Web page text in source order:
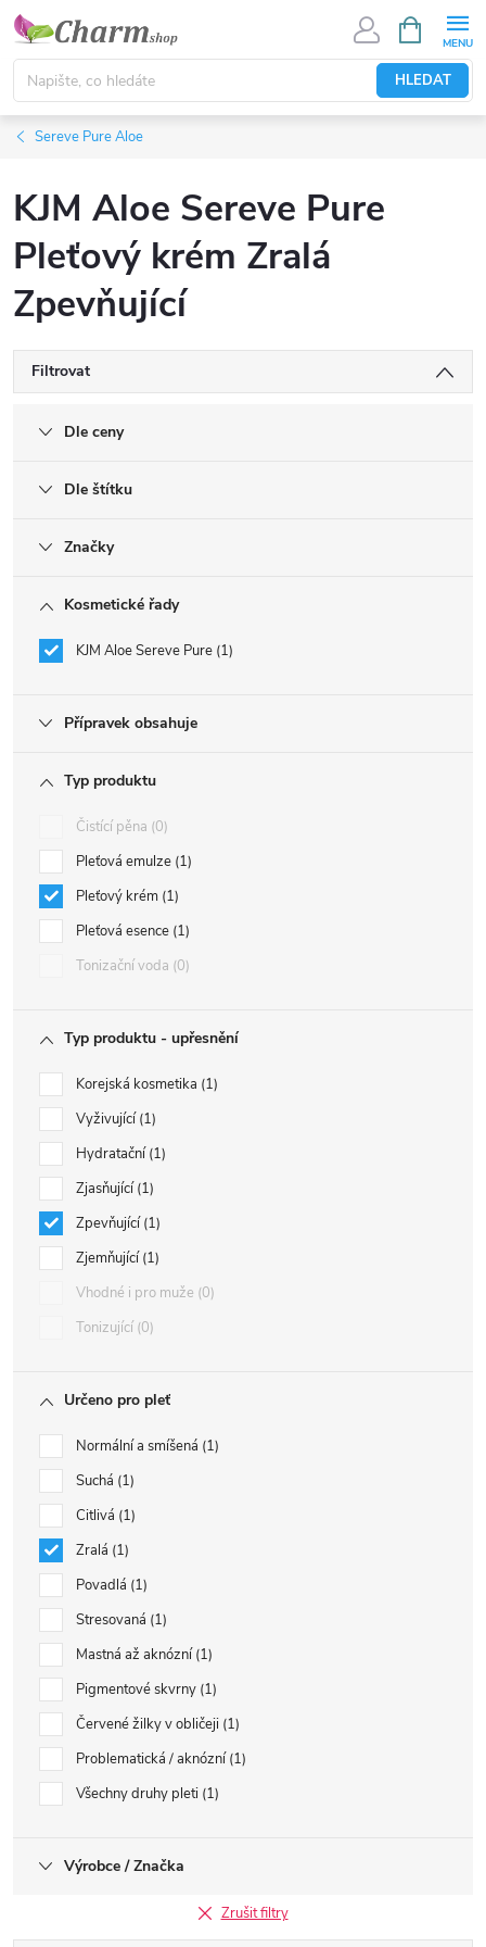
Přejít
obsah
HLEDAT
NÁKUPNÍ
KOŠÍK
Sereve Pure Aloe
KJM Aloe Sereve Pure
Pleťový krém Zralá
Zpevňující
Filtrovat
Dle ceny
Dle štítku
Značky
Kosmetické řady
KJM Aloe Sereve Pure 1
Přípravek obsahuje
Typ produktu
Čistící pěna 0
Pleťová emulze 1
Pleťový krém 1
Pleťová esence 1
Tonizační voda 0
Typ produktu - upřesnění
Korejská kosmetika 1
Vyživující 1
Hydratační 1
Zjasňující 1
Zpevňující 1
Zjemňující 1
Vhodné i pro muže 0
Tonizující 0
Určeno pro pleť
Normální a smíšená 1
Suchá 1
Citlivá 1
Zralá 1
Povadlá 1
Stresovaná 1
Mastná až aknózní 1
Pigmentové skvrny 1
Červené žilky v obličeji 1
Problematická / aknózní 1
Všechny druhy pleti 1
Výrobce / Značka
Zrušit filtry